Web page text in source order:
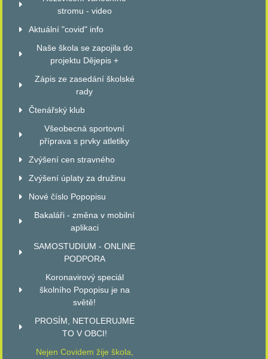
stromu - video
Aktuální "covid" info
Naše škola se zapojila do
projektu Dějepis +
Zápis ze zasedání školské
rady
Čtenářský klub
Všeobecná sportovní
příprava s prvky atletiky
Zvýšení cen stravného
Zvýšení úplaty za družinu
Nové číslo Popopisu
Bakaláři - změna v mobilní
aplikaci
SAMOSTUDIUM - ONLINE
PODPORA
Koronavirový speciál
školního Popopisu je na
světě!
PROSÍM, NETOLERUJME
TO V OBCI!
Nejen Covidem žije škola,